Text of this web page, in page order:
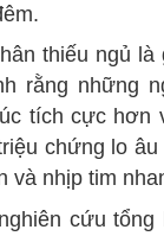
thiếu ngủ là
rằng những
tích cực hơn
chứng lo
và nhịp tim
cứu